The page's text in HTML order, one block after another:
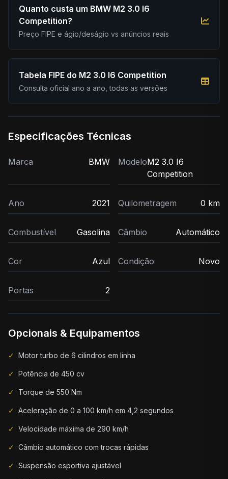
Quanto custa um BMW M2 3.0 I6
Competition?
Preço FIPE e ágio/deságio vs anúncios reais
Tabela FIPE do M2 3.0 I6 Competition
Consulta oficial ano a ano, todas as versões
Especificações Técnicas
Marca BMW ModeloM2 3.0 I6
Competition
Ano 2021 Quilometragem 0 km
Combustível Gasolina Câmbio Automático
Cor Azul Condição Novo
Portas 2
Opcionais & Equipamentos
✓ Motor turbo de 6 cilindros em linha
✓ Potência de 450 cv
✓ Torque de 550 Nm
✓ Aceleração de 0 a 100 km/h em 4,2 segundos
✓ Velocidade máxima de 290 km/h
✓ Câmbio automático com trocas rápidas
✓ Suspensão esportiva ajustável